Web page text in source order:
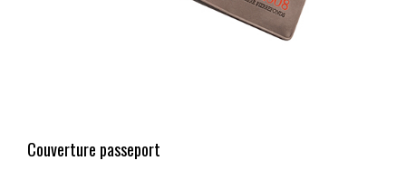
Couverture passeport